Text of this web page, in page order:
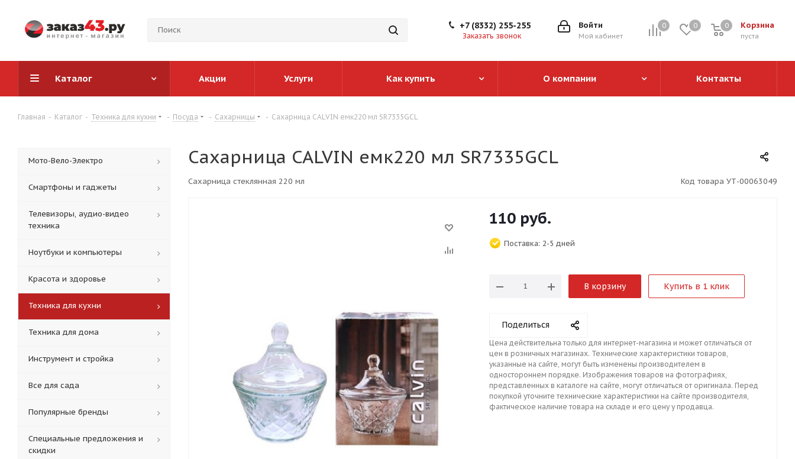
0 0 Корзина
0
пуста
0
Войти
Мой кабинет
+7 (8332) 255-255
Заказать звонок
Каталог Акции Услуги Как купить О компании Контакты
Главная - Каталог - Техника для кухни - Посуда - Сахарницы - Сахарница CALVIN емк220 мл SR7335GCL
Сахарница CALVIN емк220 мл SR7335GCL
Сахарница стеклянная 220 мл Код товара УТ-00063049
110 руб.
Поставка: 2-5 дней
В корзину Купить в 1 клик
Поделиться
Цена действительна только для интернет-магазина и может отличаться от
цен в розничных магазинах. Технические характеристики товаров,
указанные на сайте, могут быть изменены производителем в
одностороннем порядке. Изображения товаров на фотографиях,
представленных в каталоге на сайте, могут отличаться от оригинала. Перед
покупкой уточните технические характеристики на сайте производителя,
фактическое наличие товара на складе и его цену у продавца.
Мото-Вело-Электро
Смартфоны и гаджеты
Телевизоры, аудио-видео
техника
Ноутбуки и компьютеры
Красота и здоровье
Техника для кухни
Техника для дома
Инструмент и стройка
Все для сада
Популярные бренды
Специальные предложения и
скидки